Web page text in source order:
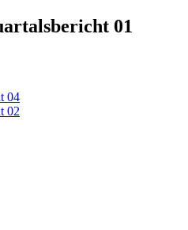
01
04
02